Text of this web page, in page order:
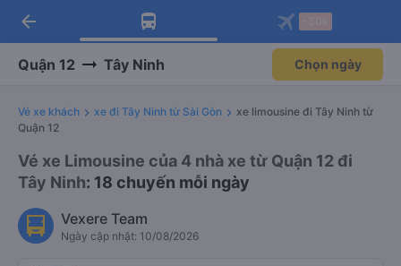
Tải app Vexere ngay!
Nhận ưu đãi thành viên độc
Mở app
Tải app Vexere
-30k/ghế khi đặt vé máy bay qua
Mở app
arrow_back
Quận 12 Tây Ninh Chọn ngày
Vé xe khách xe đi Tây Ninh từ Sài Gòn
xe limousine đi Tây Ninh từ
Quận 12
Vé xe Limousine của 4 nhà xe từ Quận 12 đi
Tây Ninh: 18 chuyến mỗi ngày
Vexere Team
Ngày cập nhật: 10/08/2026